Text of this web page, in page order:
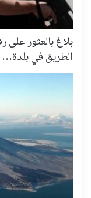
بلاغ بالعثور
الطريق في بلدة…